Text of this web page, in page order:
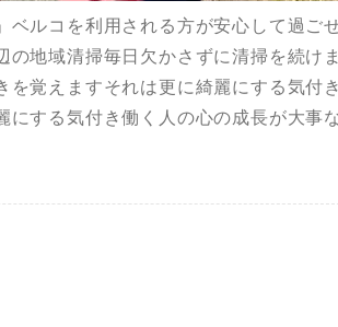
ベルコを利用される方が安心して過
の地域清掃毎日欠かさずに清掃を続け
を覚えますそれは更に綺麗にする気付
にする気付き働く人の心の成長が大